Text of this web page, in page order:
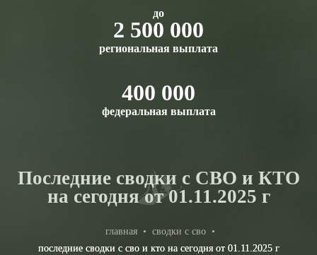
до
2 500 000
региональная выплата
400 000
федеральная выплата
Последние сводки с СВО и КТО
на сегодня от 01.11.2025 г
главная • сводки с сво
•
последние сводки с сво и кто на сегодня от 01.11.2025 г